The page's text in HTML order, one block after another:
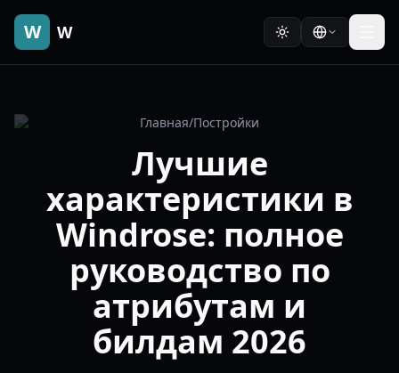
W W
Главная/Постройки
Лучшие
характеристики в
Windrose: полное
руководство по
атрибутам и
билдам 2026